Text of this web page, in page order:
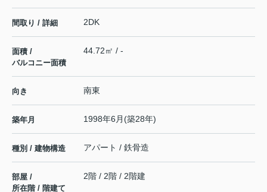
間取り / 詳細 2DK
面積 /
バルコニー面積
44.72㎡ / -
向き 南東
築年月 1998年6月(築28年)
種別 / 建物構造 アパート / 鉄骨造
部屋 /
所在階 / 階建て
2階 / 2階 / 2階建